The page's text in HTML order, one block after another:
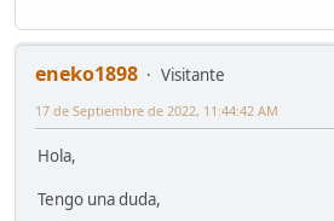
eneko1898
Visitante
17 de Septiembre de 2022, 11:44:42 AM
Hola,
Tengo una duda,